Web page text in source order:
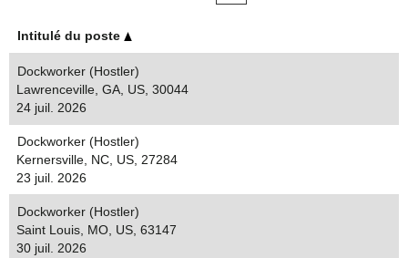
Intitulé du poste
Dockworker (Hostler)
Lawrenceville, GA, US, 30044
24 juil. 2026
Dockworker (Hostler)
Kernersville, NC, US, 27284
23 juil. 2026
Dockworker (Hostler)
Saint Louis, MO, US, 63147
30 juil. 2026